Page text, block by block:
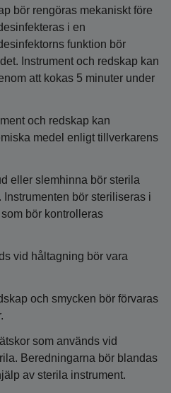
bör rengöras mekaniskt före
i en
funktion bör
Instrument och redskap kan
att kokas 5 minuter under
och redskap kan
medel enligt tillverkarens
eller slemhinna bör sterila
bör steriliseras i
bör kontrolleras
vid håltagning bör vara
och smycken bör förvaras
som används vid
Beredningarna bör blandas
av sterila instrument.